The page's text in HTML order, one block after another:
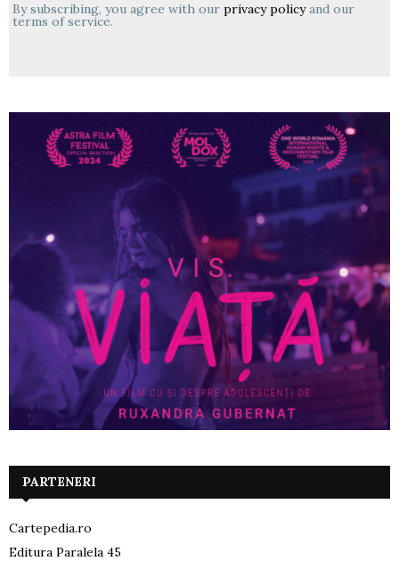
By subscribing, you agree with our privacy policyand our
terms of service.
PARTENERI
Cartepedia.ro
Editura Paralela 45